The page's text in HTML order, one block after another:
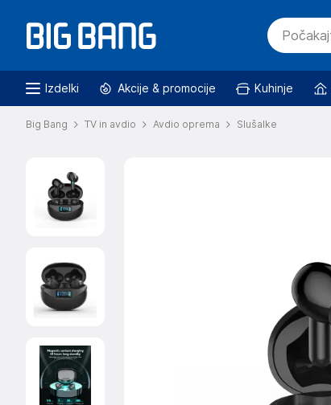
Izdelki Akcije & promocije Kuhinje
Big Bang TV in avdio Avdio oprema Slušalke